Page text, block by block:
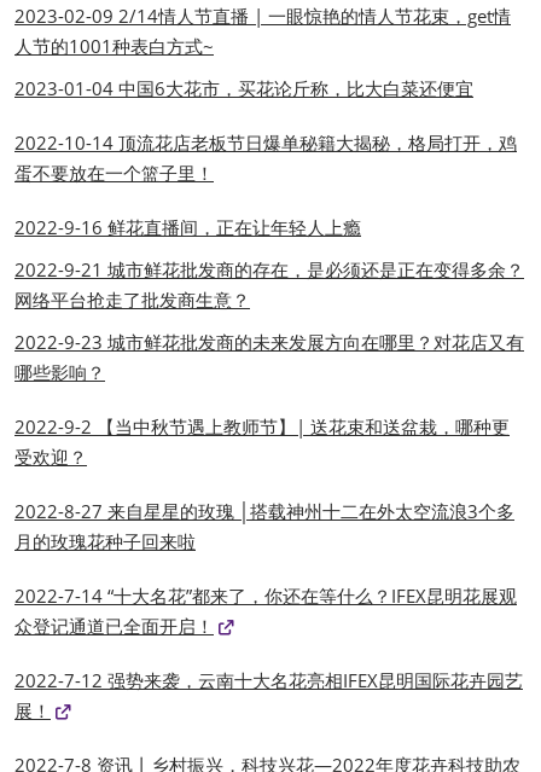
2023-02-09 2/14情人节直播 | 一眼惊艳的情人节花束，get情
人节的1001种表白方式~
2023-01-04 中国6大花市，买花论斤称，比大白菜还便宜
2022-10-14 顶流花店老板节日爆单秘籍大揭秘，格局打开，鸡
蛋不要放在一个篮子里！
2022-9-16 鲜花直播间，正在让年轻人上瘾
2022-9-21 城市鲜花批发商的存在，是必须还是正在变得多余？
网络平台抢走了批发商生意？
2022-9-23 城市鲜花批发商的未来发展方向在哪里？对花店又有
哪些影响？
2022-9-2 【当中秋节遇上教师节】| 送花束和送盆栽，哪种更
受欢迎？
2022-8-27 来自星星的玫瑰 │搭载神州十二在外太空流浪3个多
月的玫瑰花种子回来啦
2022-7-14 “十大名花”都来了，你还在等什么？IFEX昆明花展观
众登记通道已全面开启！
2022-7-12 强势来袭，云南十大名花亮相IFEX昆明国际花卉园艺
展！
2022-7-8 资讯丨乡村振兴，科技兴花—2022年度花卉科技助农